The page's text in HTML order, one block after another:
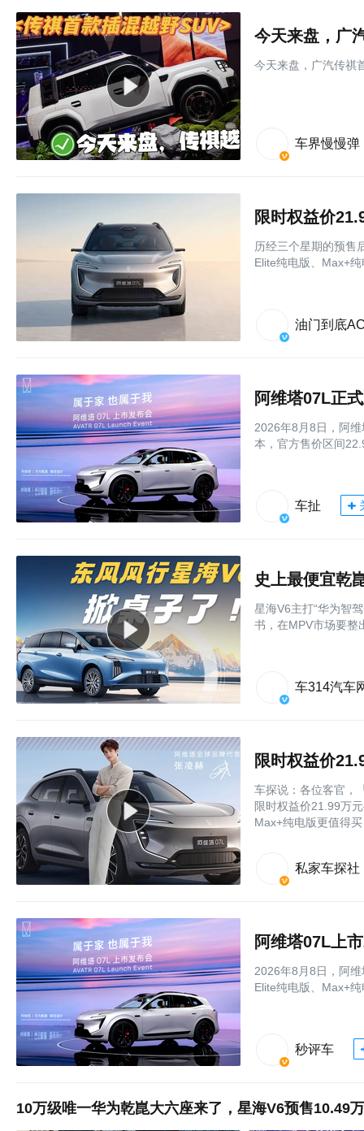
今天来盘，广
今天来盘，广汽传祺
车界慢慢弹
历经三个星期的预售
Elite纯电版、Max+
油门到底
2026年8月8日，阿
本，官方售价区间
车扯
史上最便宜乾
星海V6主打“华为智
书，在MPV市场要整
车314汽车
车探说：各位客官，
限时权益价21.99万
Max+纯电版更值得买
私家车探社
阿维塔07L上
2026年8月8日，阿
Elite纯电版、Max+
秒评车
10万级唯一华为乾崑大六座来了，星海V6预售10.49